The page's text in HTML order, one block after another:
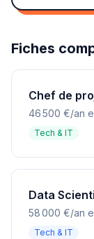
Fiches
Chef de
46 500 €/an
Tech & IT
Data
58 000 €/an
Tech & IT